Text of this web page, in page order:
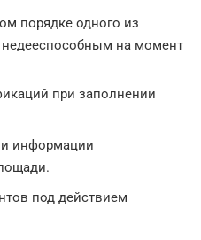
порядке одного из
недееспособным на момент
при заполнении
информации
под действием